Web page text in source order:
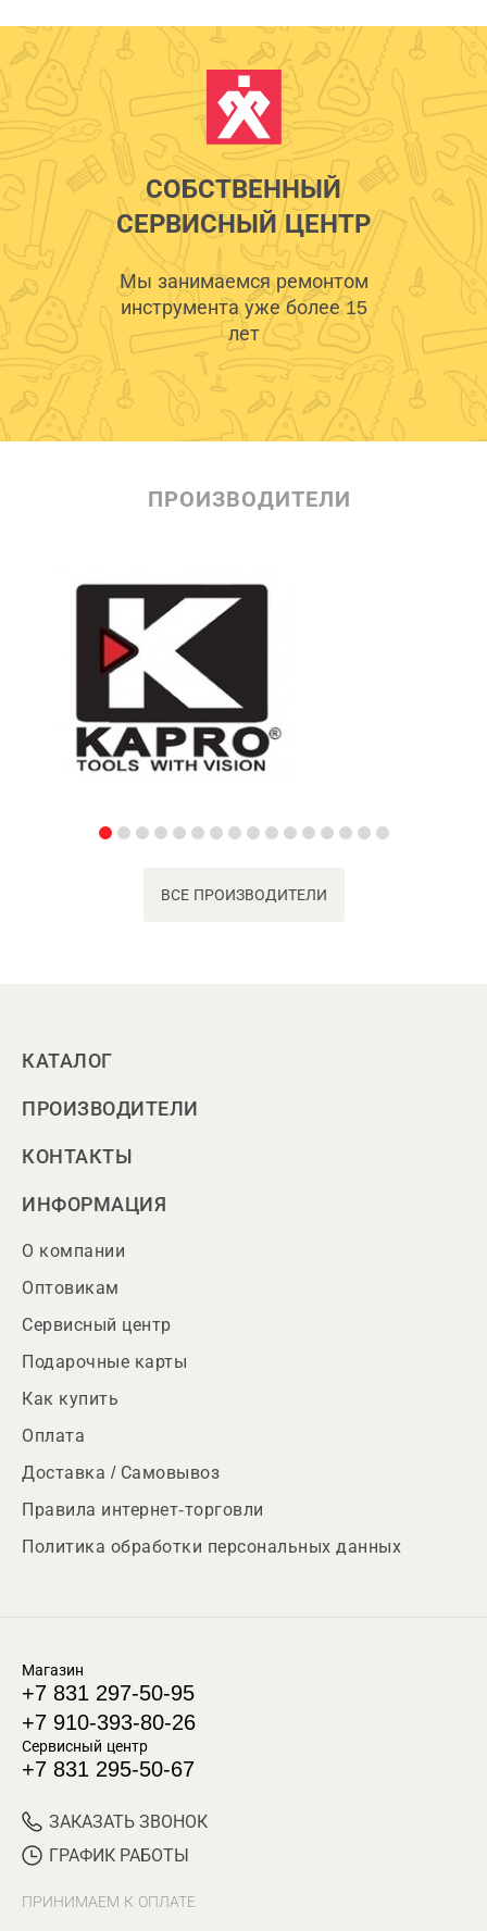
СОБСТВЕННЫЙ
СЕРВИСНЫЙ ЦЕНТР
Мы занимаемся ремонтом
инструмента уже более 15
лет
ПРОИЗВОДИТЕЛИ
ВСЕ ПРОИЗВОДИТЕЛИ
КАТАЛОГ
ПРОИЗВОДИТЕЛИ
КОНТАКТЫ
ИНФОРМАЦИЯ
О компании
Оптовикам
Сервисный центр
Подарочные карты
Как купить
Оплата
Доставка / Самовывоз
Правила интернет-торговли
Политика обработки персональных данных
Магазин
+7 831 297-50-95
+7 910-393-80-26
Сервисный центр
+7 831 295-50-67
ЗАКАЗАТЬ ЗВОНОК
ГРАФИК РАБОТЫ
ПРИНИМАЕМ К ОПЛАТЕ